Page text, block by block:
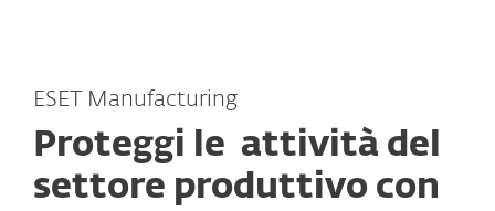
ESET Manufacturing
Proteggi le attività del
settore produttivo con